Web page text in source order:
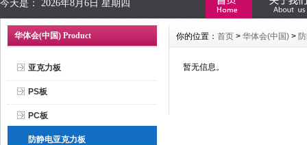
今天是： 2026年8月6日 星期四
华体会(中国) Product
亚克力板
PS板
PC板
防静电亚克力板
你的位置： 首页 > 华体会(中国) >
暂无信息。